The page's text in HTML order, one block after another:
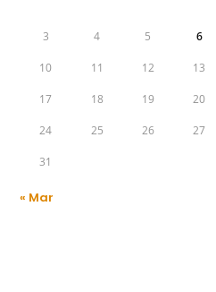
3 4 5 6
10 11 12 13
17 18 19 20
24 25 26 27
31
« Mar